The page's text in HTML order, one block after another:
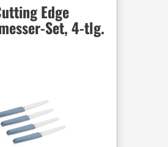
Edge
Set, 4-tlg.